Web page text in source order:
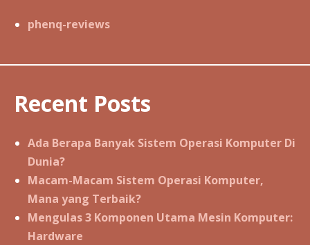
phenq-reviews
Recent Posts
Ada Berapa Banyak Sistem Operasi Komputer Di
Dunia?
Macam-Macam Sistem Operasi Komputer,
Mana yang Terbaik?
Mengulas 3 Komponen Utama Mesin Komputer:
Hardware